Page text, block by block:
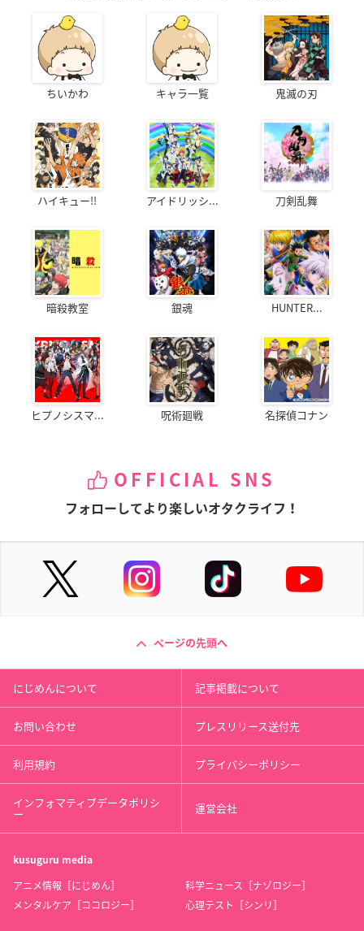
ちいかわ キャラ一覧 鬼滅の刃
ハイキュー!! アイドリッシ... 刀剣乱舞
暗殺教室 銀魂 HUNTER...
ヒプノシスマ... 呪術廻戦 名探偵コナン
OFFICIAL SNS
フォローしてより楽しいオタクライフ！
ページの先頭へ
にじめんについて 記事掲載について
お問い合わせ プレスリリース送付先
利用規約 プライバシーポリシー
インフォマティブデータポリシ
ー 運営会社
kusuguru media
アニメ情報［にじめん］
科学ニュース［ナゾロジー］
メンタルケア［ココロジー］
心理テスト［シンリ］